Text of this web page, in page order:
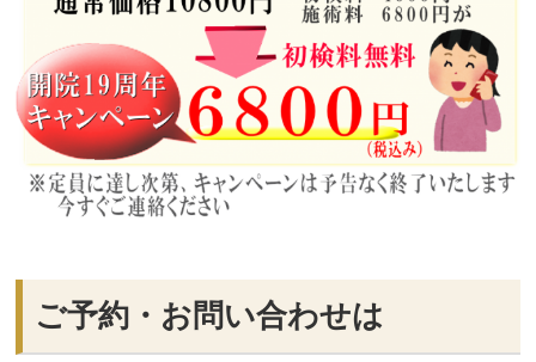
ご予約・お問い合わせは